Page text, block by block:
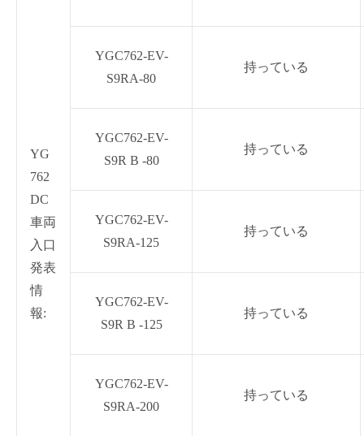
YG
762
DC
車両
入口
発表
情
報:
YGC762-EV-
S9RA-80
持っている
YGC762-EV-
S9R B -80
持っている
YGC762-EV-
S9RA-125
持っている
YGC762-EV-
S9R B -125
持っている
YGC762-EV-
S9RA-200
持っている